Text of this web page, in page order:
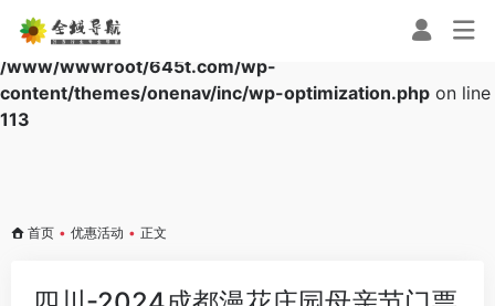
Warning: Array to string conversion in
/www/wwwroot/645t.com/wp-
content/themes/onenav/inc/wp-optimization.php on line
113
首页 • 优惠活动 • 正文